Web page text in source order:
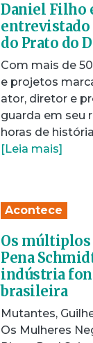
Daniel Filho
entrevistado
do Prato do
Com mais de
e projetos
ator, diretor e
guarda em seu
horas de
[Leia mais]
Acontece
Os
Pena
indústria
brasileira
Mutantes,
Os Mulheres